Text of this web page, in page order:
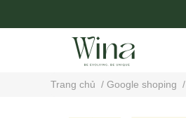
Trang chủ / Google shoping /